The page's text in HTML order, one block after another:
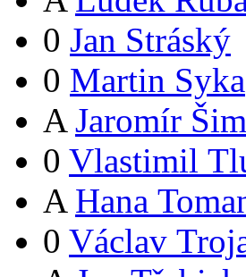
0 Jan Stráský
0 Martin Syka
A Jaromír
0 Vlastimil
A Hana
0 Václav